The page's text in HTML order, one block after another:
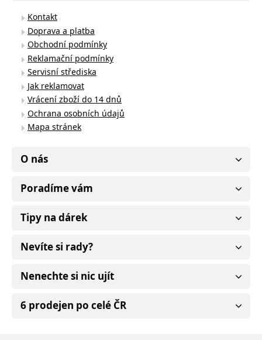
Kontakt
Doprava a platba
Obchodní podmínky
Reklamační podmínky
Servisní střediska
Jak reklamovat
Vrácení zboží do 14 dnů
Ochrana osobních údajů
Mapa stránek
O nás
Poradíme vám
Tipy na dárek
Nevíte si rady?
Nenechte si nic ujít
6 prodejen po celé ČR